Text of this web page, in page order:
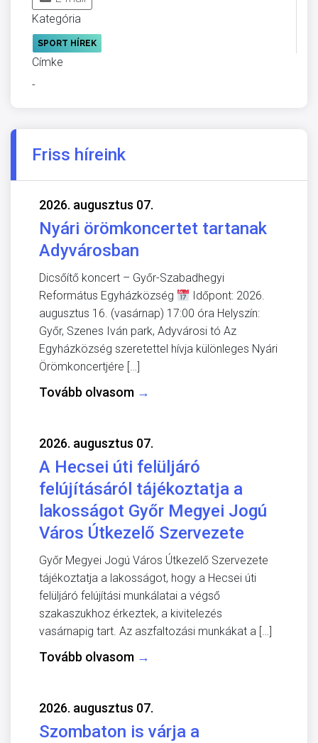
Kategória
SPORT HÍREK
Címke
-
Friss híreink
2026. augusztus 07.
Nyári örömkoncertet tartanak
Adyvárosban
Dicsőítő koncert – Győr-Szabadhegyi
Református Egyházközség
Időpont: 2026.
augusztus 16. (vasárnap) 17:00 óra Helyszín:
Győr, Szenes Iván park, Adyvárosi tó Az
Egyházközség szeretettel hívja különleges Nyári
Örömkoncertjére […]
Tovább olvasom →
2026. augusztus 07.
A Hecsei úti felüljáró
felújításáról tájékoztatja a
lakosságot Győr Megyei Jogú
Város Útkezelő Szervezete
Győr Megyei Jogú Város Útkezelő Szervezete
tájékoztatja a lakosságot, hogy a Hecsei úti
felüljáró felújítási munkálatai a végső
szakaszukhoz érkeztek, a kivitelezés
vasárnapig tart. Az aszfaltozási munkákat a […]
Tovább olvasom →
2026. augusztus 07.
Szombaton is várja a